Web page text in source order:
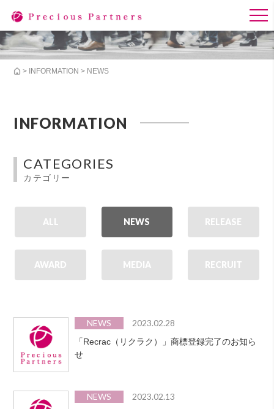
> INFORMATION > NEWS
INFORMATION
CATEGORIES
カテゴリー
ALL NEWS RELEASE
AWARD MEDIA RECRUIT
NEWS 2023.02.28
「Recrac（リクラク）」商標登録完了のお知ら
せ
NEWS 2023.02.13